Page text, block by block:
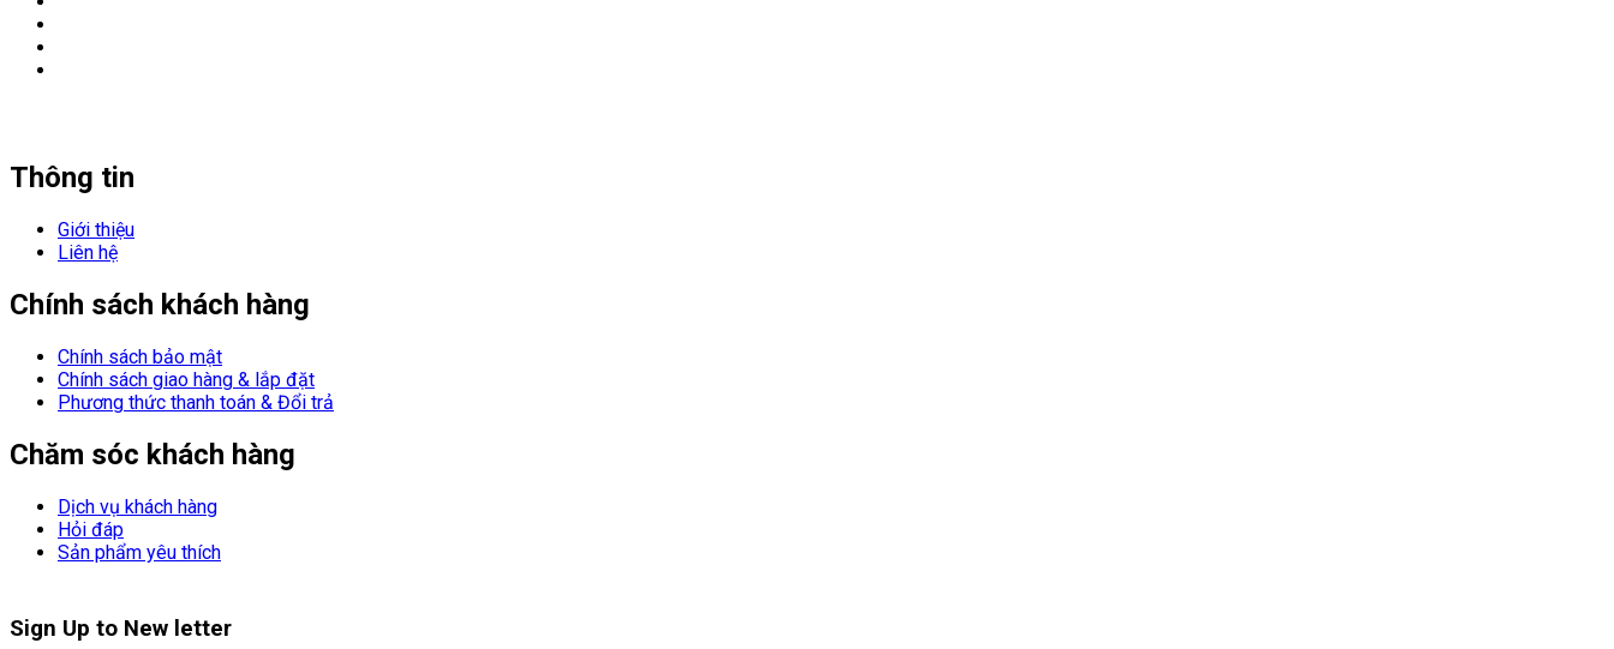
Thông tin
Giới thiệu
Liên hệ
Chính sách khách hàng
Chính sách bảo mật
Chính sách giao hàng & lắp đặt
Phương thức thanh toán & Đổi trả
Chăm sóc khách hàng
Dịch vụ khách hàng
Hỏi đáp
Sản phẩm yêu thích
Sign Up to New letter